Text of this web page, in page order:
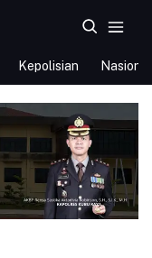
Kepolisian Nasional